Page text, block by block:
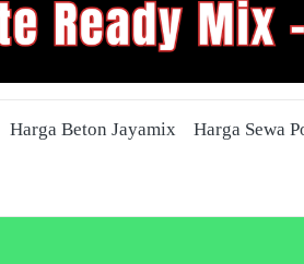
Harga Beton Jayamix Harga Sewa